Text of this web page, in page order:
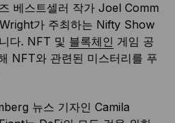
베스트셀러 작가 Joel Comm
가 주최하는 Nifty Show
다. NFT 및 블록체인 게임 공
NFT와 관련된 미스터리를 푸
뉴스 기자인 Camila